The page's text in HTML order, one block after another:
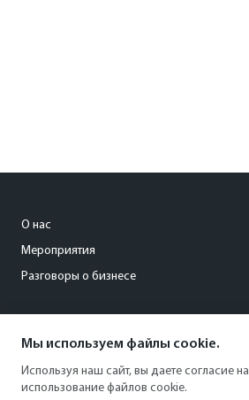
О нас
Мероприятия
Разговоры о бизнесе
+7 (495) 797-69-70
Мы используем файлы cookie.
Используя наш сайт, вы даете согласие на
использование файлов cookie.